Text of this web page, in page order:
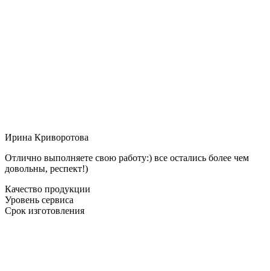
Ирина Криворотова
Отлично выполняете свою работу:) все остались более чем
довольны, респект!)
Качество продукции
Уровень сервиса
Срок изготовления